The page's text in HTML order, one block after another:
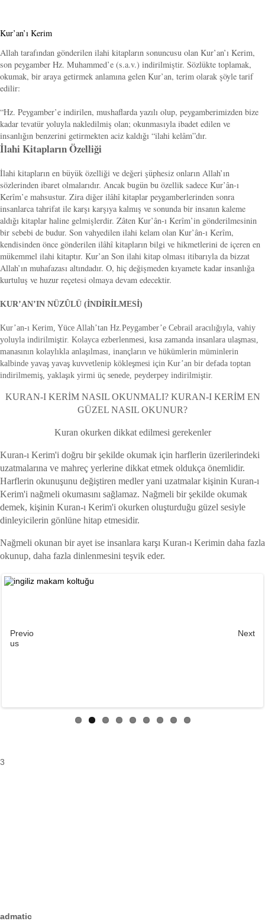
Kur’an’ı Kerim
Allah tarafından gönderilen ilahi kitapların sonuncusu olan Kur’an’ı Kerim,
son peygamber Hz. Muhammed’e (s.a.v.) indirilmiştir. Sözlükte toplamak,
okumak, bir araya getirmek anlamına gelen Kur’an, terim olarak şöyle tarif
edilir:
“Hz. Peygamber’e indirilen, mushaflarda yazılı olup, peygamberimizden bize
kadar tevatür yoluyla nakledilmiş olan; okunmasıyla ibadet edilen ve
insanlığın benzerini getirmekten aciz kaldığı “ilahi kelâm”dır.
İlahi Kitapların Özelliği
İlahi kitapların en büyük özelliği ve değeri şüphesiz onların Allah’ın
sözlerinden ibaret olmalarıdır. Ancak bugün bu özellik sadece Kur’ân-ı
Kerîm’e mahsustur. Zira diğer ilâhî kitaplar peygamberlerinden sonra
insanlarca tahrifat ile karşı karşıya kalmış ve sonunda bir insanın kaleme
aldığı kitaplar haline gelmişlerdir. Zâten Kur’ân-ı Kerîm’in gönderilmesinin
bir sebebi de budur. Son vahyedilen ilahi kelam olan Kur’ân-ı Kerîm,
kendisinden önce gönderilen ilâhî kitapların bilgi ve hikmetlerini de içeren en
mükemmel ilahi kitaptır. Kur’an Son ilahi kitap olması itibarıyla da bizzat
Allah’ın muhafazası altındadır. O, hiç değişmeden kıyamete kadar insanlığa
kurtuluş ve huzur reçetesi olmaya devam edecektir.
KUR’AN’IN NÜZÛLÜ (İNDİRİLMESİ)
Kur’an-ı Kerim, Yüce Allah’tan Hz.Peygamber’e Cebrail aracılığıyla, vahiy
yoluyla indirilmiştir. Kolayca ezberlenmesi, kısa zamanda insanlara ulaşması,
manasının kolaylıkla anlaşılması, inançların ve hükümlerin müminlerin
kalbinde yavaş yavaş kuvvetlenip kökleşmesi için Kur’an bir defada toptan
indirilmemiş, yaklaşık yirmi üç senede, peyderpey indirilmiştir.
KURAN-I KERİM NASIL OKUNMALI? KURAN-I KERİM EN
GÜZEL NASIL OKUNUR?
Kuran okurken dikkat edilmesi gerekenler
Kuran-ı Kerim'i doğru bir şekilde okumak için harflerin üzerilerindeki
uzatmalarına ve mahreç yerlerine dikkat etmek oldukça önemlidir.
Harflerin okunuşunu değiştiren medler yani uzatmalar kişinin Kuran-ı
Kerim'i nağmeli okumasını sağlamaz. Nağmeli bir şekilde okumak
demek, kişinin Kuran-ı Kerim'i okurken oluşturduğu güzel sesiyle
dinleyicilerin gönlüne hitap etmesidir.
Nağmeli okunan bir ayet ise insanlara karşı Kuran-ı Kerimin daha fazla
okunup, daha fazla dinlenmesini teşvik eder.
Previo
us
Next
3
admatic